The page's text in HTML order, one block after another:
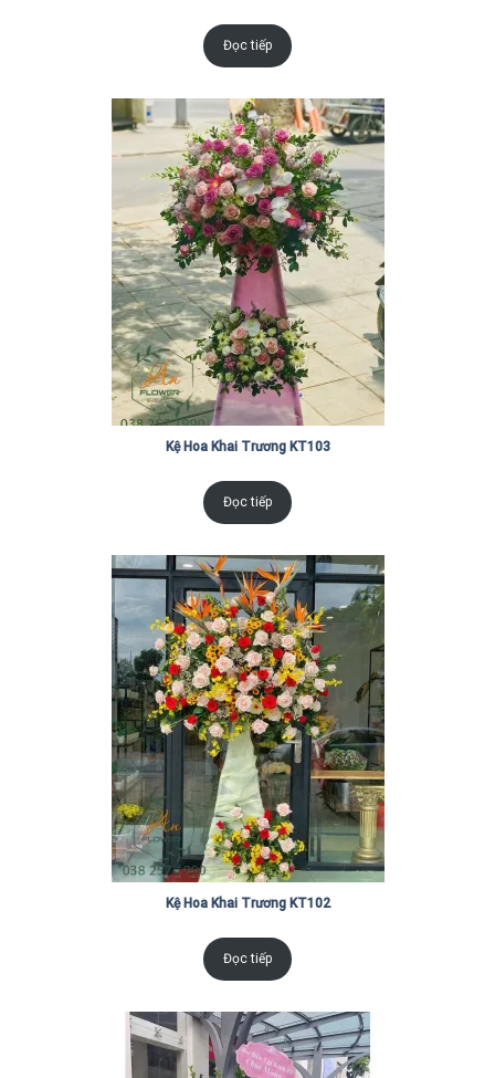
Đọc tiếp
Kệ Hoa Khai Trương KT103
Đọc tiếp
Kệ Hoa Khai Trương KT102
Đọc tiếp